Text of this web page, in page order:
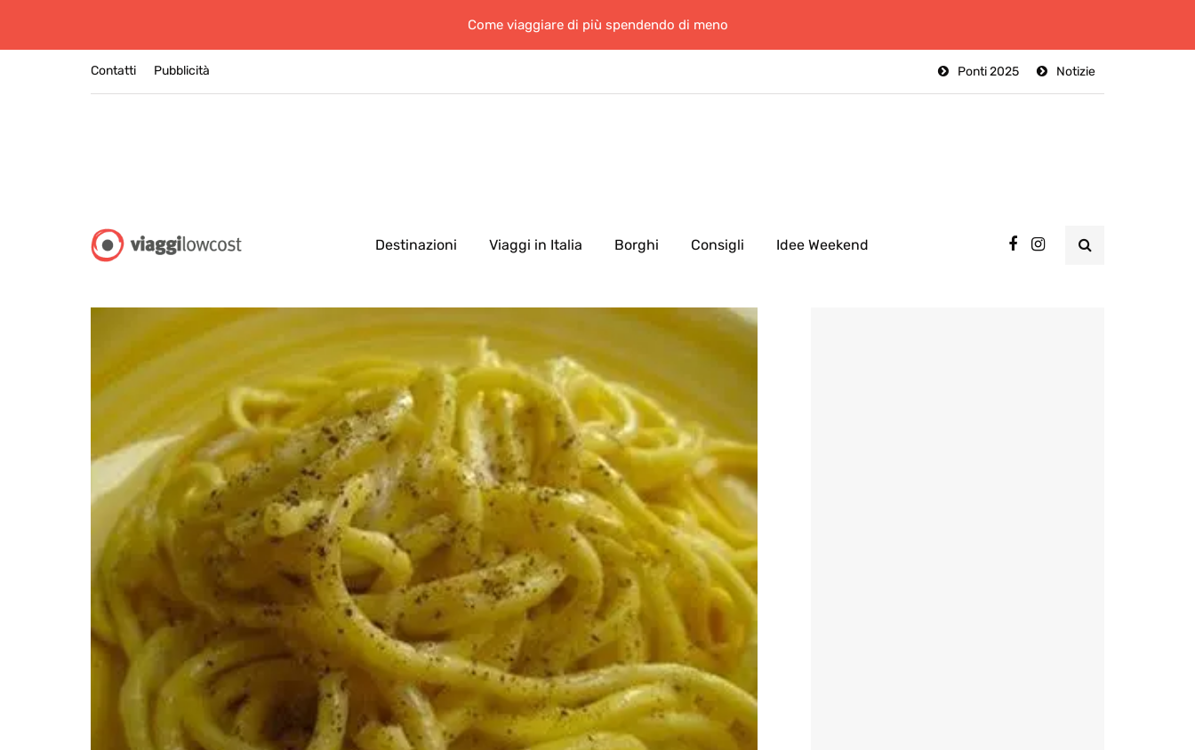
Come viaggiare di più spendendo di meno
Contatti Notizie
Ponti 2025
Pubblicità
Destinazioni Viaggi in Italia Borghi Consigli Idee Weekend